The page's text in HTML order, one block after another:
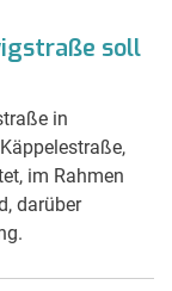
soll
in
im Rahmen
darüber